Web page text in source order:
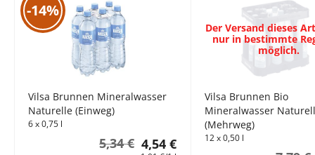
-14%
Vilsa Brunnen Mineralwasser
Naturelle (Einweg)
6 x 0,75 l
4,54 €
5,34 €
Der Versand dieses
nur in bestimmte
möglich.
Vilsa Brunnen Bio
Mineralwasser
(Mehrweg)
12 x 0,50 l